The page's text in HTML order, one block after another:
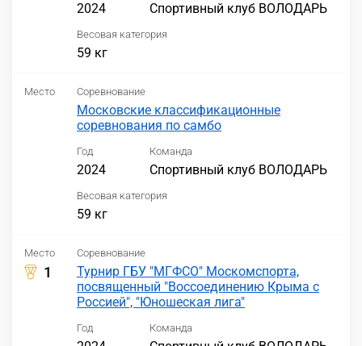
2024 Спортивный клуб ВОЛОДАРЬ
Весовая категория
59 кг
Место Соревнование
Московские классификационные
соревнования по самбо
Год
2024
Команда
Спортивный клуб ВОЛОДАРЬ
Весовая категория
59 кг
Место
1
Соревнование
Турнир ГБУ "МГФСО" Москомспорта,
посвященный "Воссоединению Крыма с
Россией", "Юношеская лига"
Год Команда